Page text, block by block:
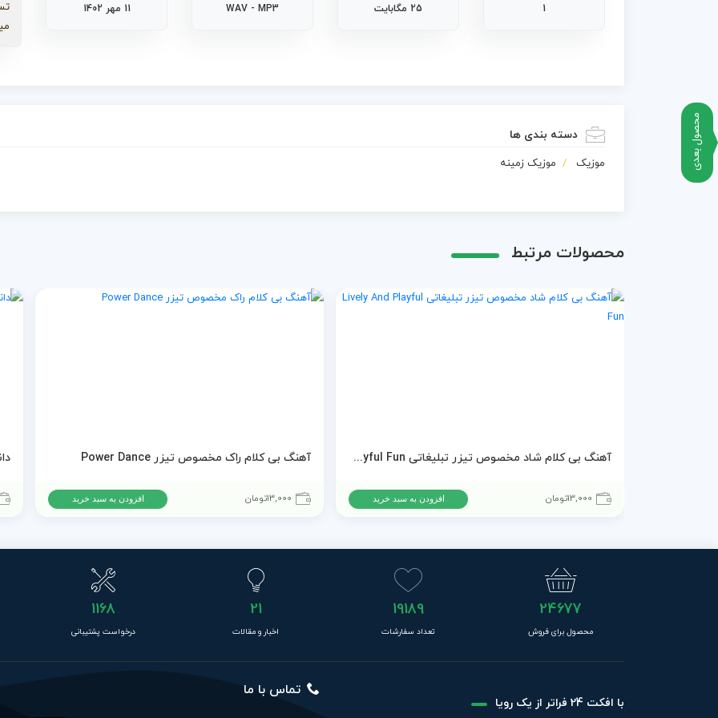
محصول بعدی
1
25 مگابایت
WAV - MP3
11 مهر 1402
دسته بندی ها
موزیک موزیک زمینه
محصولات مرتبط
آهنگ بی کلام شاد مخصوص تیزر تبلیغاتی Lively And Playful Fun
13,000تومان افزودن به سبد خرید
آهنگ بی کلام راک مخصوص تیزر Power Dance
13,000تومان افزودن به سبد خرید
24677
محصول برای فروش
19189
تعداد سفارشات
21
اخبار و مقالات
1168
درخواست پشتیبانی
با افکت 24 فراتر از یک رویا
تماس با ما